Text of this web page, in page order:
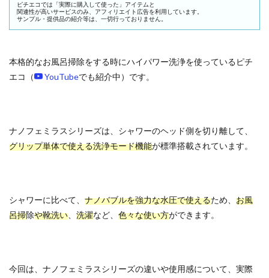
ピチエコでは「実際に購入して使った」アイテムと
関連性が高いサービスのみ、アフィリエイト広告を利用しています。
サンプル・提供品の紹介等は、一切行っておりません。
本格的なお風呂掃除をする時にハイパワー洗浄を使っているピチ
エコ（
YouTubeでも紹介中）です。
ナノフェミラスシリーズは、シャワーのヘッド側を切り離して、
グリップ単体で使える洗浄モード機能が標準搭載されています。
シャワーに比べて、 ナノバブルを強力な水圧で使えるため、 お風
呂掃除や靴洗い 洗濯など、 色々な使い方ができます。
今回は、ナノフェミラスシリーズの違いや使用感について、実際